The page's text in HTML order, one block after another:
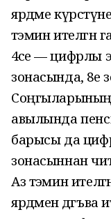
ярдәме
тәэмин
4се — цифрлы
зонасында, 8е
Соңгыларының
авылында
барысы да
зонасыннан
Аз тәэмин
ярдәменә